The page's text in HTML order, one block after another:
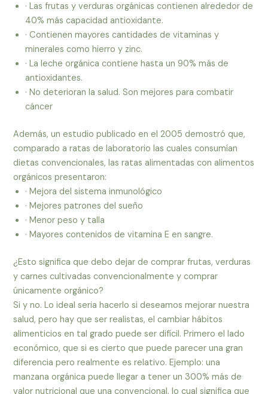
· Las frutas y verduras orgánicas contienen alrededor de
40% más capacidad antioxidante.
· Contienen mayores cantidades de vitaminas y
minerales como hierro y zinc.
· La leche orgánica contiene hasta un 90% más de
antioxidantes.
· No deterioran la salud. Son mejores para combatir
cáncer
Además, un estudio publicado en el 2005 demostró que,
comparado a ratas de laboratorio las cuales consumían
dietas convencionales, las ratas alimentadas con alimentos
orgánicos presentaron:
· Mejora del sistema inmunológico
· Mejores patrones del sueño
· Menor peso y talla
· Mayores contenidos de vitamina E en sangre.
¿Esto significa que debo dejar de comprar frutas, verduras
y carnes cultivadas convencionalmente y comprar
únicamente orgánico?
Si y no. Lo ideal seria hacerlo si deseamos mejorar nuestra
salud, pero hay que ser realistas, el cambiar hábitos
alimenticios en tal grado puede ser difícil. Primero el lado
económico, que si es cierto que puede parecer una gran
diferencia pero realmente es relativo. Ejemplo: una
manzana orgánica puede llegar a tener un 300% más de
valor nutricional que una convencional, lo cual significa que